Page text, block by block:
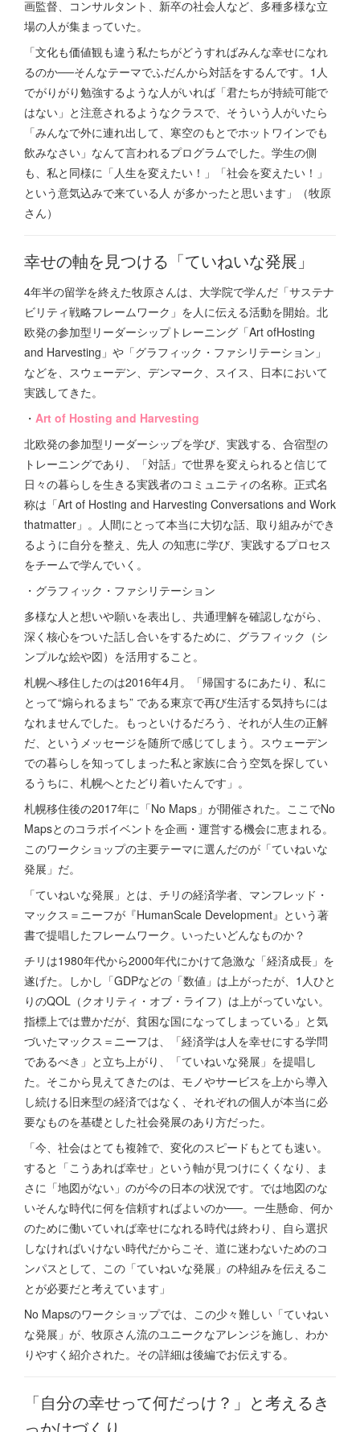
画監督、コンサルタント、新卒の社会人など、多種多様な立
場の人が集まっていた。
「文化も価値観も違う私たちがどうすればみんな幸せになれ
るのか──そんなテーマでふだんから対話をするんです。1人
でがりがり勉強するような人がいれば「君たちが持続可能で
はない」と注意されるようなクラスで、そういう人がいたら
「みんなで外に連れ出して、寒空のもとでホットワインでも
飲みなさい」なんて言われるプログラムでした。学生の側
も、私と同様に「人生を変えたい！」「社会を変えたい！」
という意気込みで来ている人 が多かったと思います」（牧原
さん）
幸せの軸を見つける「ていねいな発展」
4年半の留学を終えた牧原さんは、大学院で学んだ「サステナ
ビリティ戦略フレームワーク」を人に伝える活動を開始。北
欧発の参加型リーダーシップトレーニング「Art ofHosting
and Harvesting」や「グラフィック・ファシリテーション」
などを、スウェーデン、デンマーク、スイス、日本において
実践してきた。
・ Art of Hosting and Harvesting
北欧発の参加型リーダーシップを学び、実践する、合宿型の
トレーニングであり、「対話」で世界を変えられると信じて
日々の暮らしを生きる実践者のコミュニティの名称。正式名
称は「Art of Hosting and Harvesting Conversations and Work
thatmatter」。人間にとって本当に大切な話、取り組みができ
るように自分を整え、先人 の知恵に学び、実践するプロセス
をチームで学んでいく。
・グラフィック・ファシリテーション
多様な人と想いや願いを表出し、共通理解を確認しながら、
深く核心をついた話し合いをするために、グラフィック（シ
ンプルな絵や図）を活用すること。
札幌へ移住したのは2016年4月。「帰国するにあたり、私に
とって“煽られるまち” である東京で再び生活する気持ちには
なれませんでした。もっといけるだろう、それが人生の正解
だ、というメッセージを随所で感じてしまう。スウェーデン
での暮らしを知ってしまった私と家族に合う空気を探してい
るうちに、札幌へとたどり着いたんです」。
札幌移住後の2017年に「No Maps」が開催された。ここでNo
Mapsとのコラボイベントを企画・運営する機会に恵まれる。
このワークショップの主要テーマに選んだのが「ていねいな
発展」だ。
「ていねいな発展」とは、チリの経済学者、マンフレッド・
マックス＝ニーフが『HumanScale Development』という著
書で提唱したフレームワーク。いったいどんなものか？
チリは1980年代から2000年代にかけて急激な「経済成長」を
遂げた。しかし「GDPなどの「数値」は上がったが、1人ひと
りのQOL（クオリティ・オブ・ライフ）は上がっていない。
指標上では豊かだが、貧困な国になってしまっている」と気
づいたマックス＝ニーフは、「経済学は人を幸せにする学問
であるべき」と立ち上がり、「ていねいな発展」を提唱し
た。そこから見えてきたのは、モノやサービスを上から導入
し続ける旧来型の経済ではなく、それぞれの個人が本当に必
要なものを基礎とした社会発展のあり方だった。
「今、社会はとても複雑で、変化のスピードもとても速い。
すると「こうあれば幸せ」という軸が見つけにくくなり、ま
さに「地図がない」のが今の日本の状況です。では地図のな
いそんな時代に何を信頼すればよいのか──。一生懸命、何か
のために働いていれば幸せになれる時代は終わり、自ら選択
しなければいけない時代だからこそ、道に迷わないためのコ
ンパスとして、この「ていねいな発展」の枠組みを伝えるこ
とが必要だと考えています」
No Mapsのワークショップでは、この少々難しい「ていねい
な発展」が、牧原さん流のユニークなアレンジを施し、わか
りやすく紹介された。その詳細は後編でお伝えする。
「自分の幸せって何だっけ？」と考えるき